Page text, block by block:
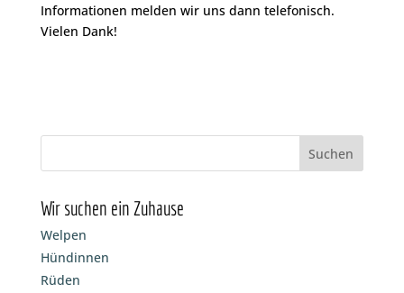
Informationen melden wir uns dann telefonisch.
Vielen Dank!
Wir suchen ein Zuhause
Welpen
Hündinnen
Rüden